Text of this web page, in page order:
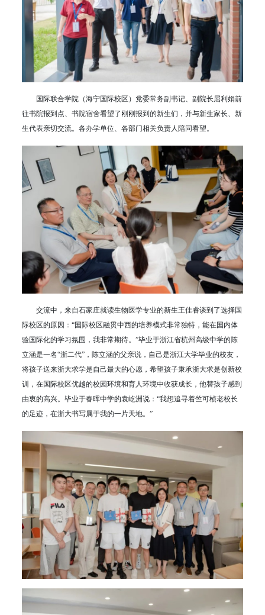
国际联合学院（海宁国际校区）党委常务副书记、副院长屈利娟前
往书院报到点、书院宿舍看望了刚刚报到的新生们，并与新生家长、新
生代表亲切交流。各办学单位、各部门相关负责人陪同看望。
交流中，来自石家庄就读生物医学专业的新生王佳睿谈到了选择国
际校区的原因：“国际校区融贯中西的培养模式非常独特，能在国内体
验国际化的学习氛围，我非常期待。”毕业于浙江省杭州高级中学的陈
立涵是一名“浙二代”，陈立涵的父亲说，自己是浙江大学毕业的校友，
将孩子送来浙大求学是自己最大的心愿，希望孩子秉承浙大求是创新校
训，在国际校区优越的校园环境和育人环境中收获成长，他替孩子感到
由衷的高兴。毕业于春晖中学的袁屹洲说：“我想追寻着竺可桢老校长
的足迹，在浙大书写属于我的一片天地。”